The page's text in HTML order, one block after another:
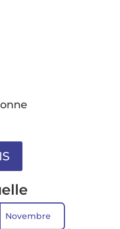
Novembre